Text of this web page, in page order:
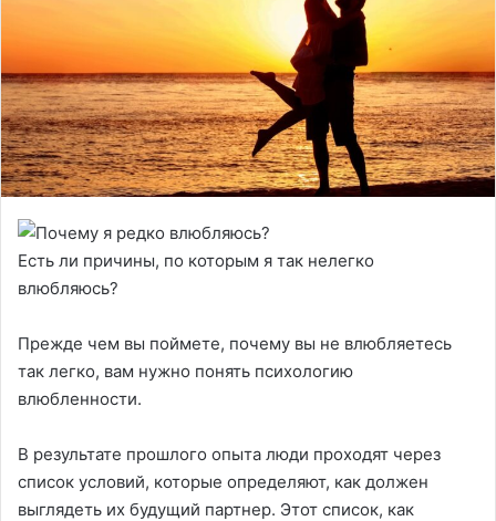
Есть ли причины, по которым я так нелегко
влюбляюсь?
Прежде чем вы поймете, почему вы не влюбляетесь
так легко, вам нужно понять психологию
влюбленности.
В результате прошлого опыта люди проходят через
список условий, которые определяют, как должен
выглядеть их будущий партнер. Этот список, как